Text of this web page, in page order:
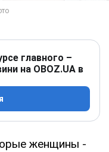
главного –
на OBOZ.UA в
женщины -